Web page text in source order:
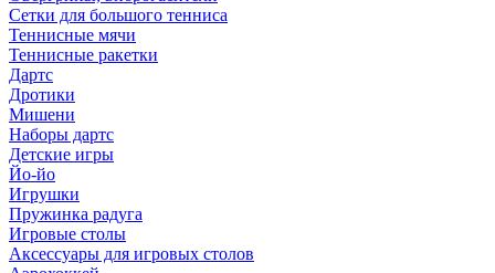
Сетки для большого тенниса
Теннисные мячи
Теннисные ракетки
Дартс
Дротики
Мишени
Наборы дартс
Детские игры
Йо-йо
Игрушки
Пружинка радуга
Игровые столы
Аксессуары для игровых столов